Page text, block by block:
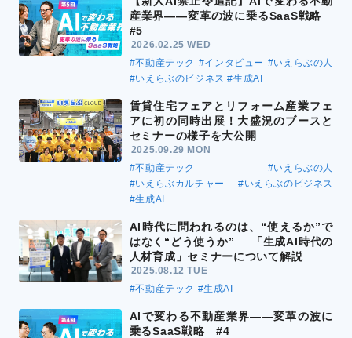
産業界――変革の波に乗るSaaS戦略
#5
2026.02.25 WED
#不動産テック #インタビュー #いえらぶの人
#いえらぶのビジネス #生成AI
賃貸住宅フェアとリフォーム産業フェ
アに初の同時出展！大盛況のブースと
セミナーの様子を大公開
2025.09.29 MON
#不動産テック
#いえらぶの人
#いえらぶカルチャー
#いえらぶのビジネス
#生成AI
AI時代に問われるのは、“使えるか”で
はなく“どう使うか”──「生成AI時代の
人材育成」セミナーについて解説
2025.08.12 TUE
#不動産テック #生成AI
AIで変わる不動産業界――変革の波に
乗るSaaS戦略 #4